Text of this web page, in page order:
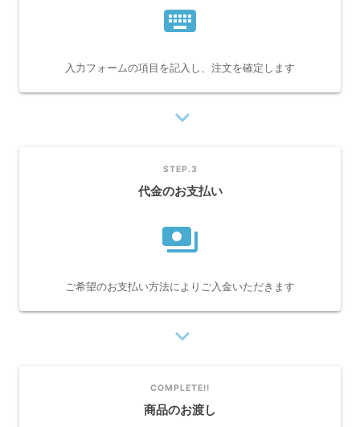
keyboard
入力フォームの項目を記入し、注文を確定します
navigate_next
STEP.3
代金のお支払い
payments
ご希望のお支払い方法によりご入金いただきます
navigate_next
COMPLETE!!
商品のお渡し